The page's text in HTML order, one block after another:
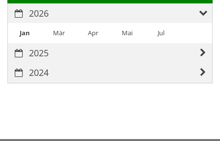
2026
Jan Mär Apr Mai Jul
2025
2024